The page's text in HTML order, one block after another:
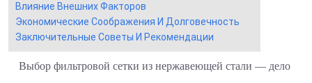
Влияние Внешних Факторов
Экономические Соображения И Долговечность
Заключительные Советы И Рекомендации
Выбор фильтровой сетки из нержавеющей стали — дело